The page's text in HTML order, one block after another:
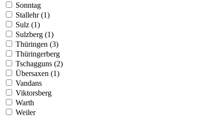
Sonntag
Stallehr (1)
Sulz (1)
Sulzberg (1)
Thüringen (3)
Thüringerberg
Tschagguns (2)
Übersaxen (1)
Vandans
Viktorsberg
Warth
Weiler